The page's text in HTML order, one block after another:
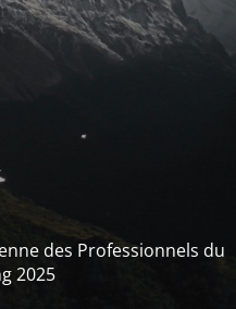
des Professionnels du
2025